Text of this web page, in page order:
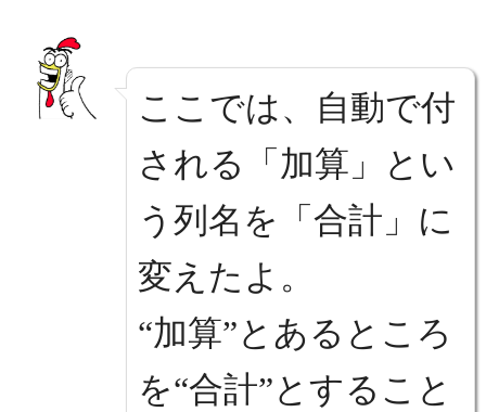
ここでは、自動で付
される「加算」とい
う列名を「合計」に
変えたよ。
“加算”とあるところ
を“合計”とすること